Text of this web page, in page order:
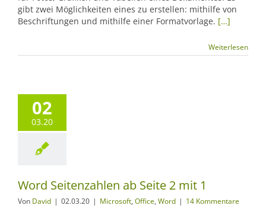
gibt zwei Möglichkeiten eines zu erstellen: mithilfe von
Beschriftungen und mithilfe einer Formatvorlage. […]
Weiterlesen
02
03.20
Word Seitenzahlen ab Seite 2 mit 1
Von David | 02.03.20 | Microsoft, Office, Word | 14 Kommentare